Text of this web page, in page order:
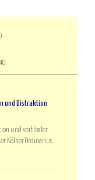
und Distraktion
und vertikaler
Kölner Ordinarius